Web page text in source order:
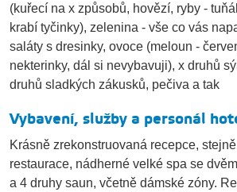
(kuřecí na x způsobů, hovězí, ryby -
krabí tyčinky), zelenina - vše co vás
saláty s dresinky, ovoce (meloun -
nekterinky, dál si nevybavuji), x druhů
druhů sladkých zákusků, pečiva a tak
Vybavení, služby a personál
Krásně zrekonstruovaná recepce,
restaurace, nádherné velké spa se
a 4 druhy saun, včetně dámské zóny.